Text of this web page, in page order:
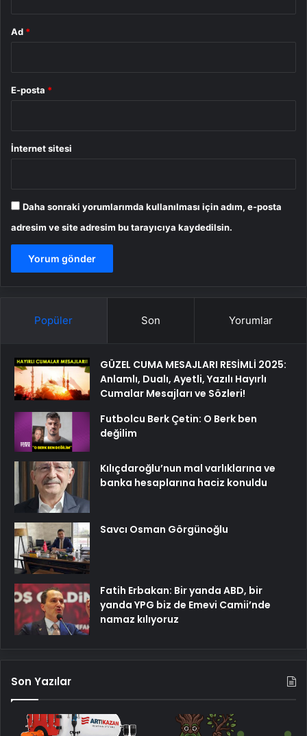
Ad *
E-posta *
İnternet sitesi
Daha sonraki yorumlarımda kullanılması için adım, e-posta
adresim ve site adresim bu tarayıcıya kaydedilsin.
Popüler Son Yorumlar
GÜZEL CUMA MESAJLARI RESİMLİ 2025:
Anlamlı, Dualı, Ayetli, Yazılı Hayırlı
Cumalar Mesajları ve Sözleri!
Futbolcu Berk Çetin: O Berk ben
değilim
Kılıçdaroğlu’nun mal varlıklarına ve
banka hesaplarına haciz konuldu
Savcı Osman Görgünoğlu
Fatih Erbakan: Bir yanda ABD, bir
yanda YPG biz de Emevi Camii’nde
namaz kılıyoruz
Son Yazılar